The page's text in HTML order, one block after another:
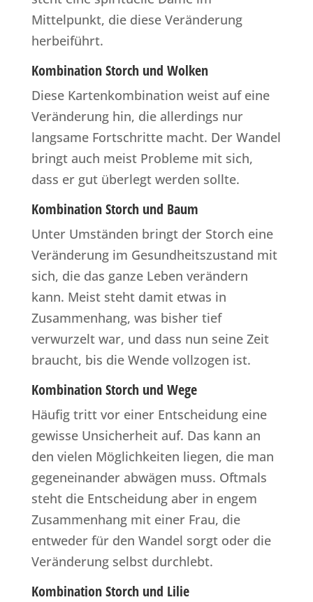
Mittelpunkt, die diese Veränderung
herbeiführt.
Kombination Storch und Wolken
Diese Kartenkombination weist auf eine
Veränderung hin, die allerdings nur
langsame Fortschritte macht. Der Wandel
bringt auch meist Probleme mit sich,
dass er gut überlegt werden sollte.
Kombination Storch und Baum
Unter Umständen bringt der Storch eine
Veränderung im Gesundheitszustand mit
sich, die das ganze Leben verändern
kann. Meist steht damit etwas in
Zusammenhang, was bisher tief
verwurzelt war, und dass nun seine Zeit
braucht, bis die Wende vollzogen ist.
Kombination Storch und Wege
Häufig tritt vor einer Entscheidung eine
gewisse Unsicherheit auf. Das kann an
den vielen Möglichkeiten liegen, die man
gegeneinander abwägen muss. Oftmals
steht die Entscheidung aber in engem
Zusammenhang mit einer Frau, die
entweder für den Wandel sorgt oder die
Veränderung selbst durchlebt.
Kombination Storch und Lilie